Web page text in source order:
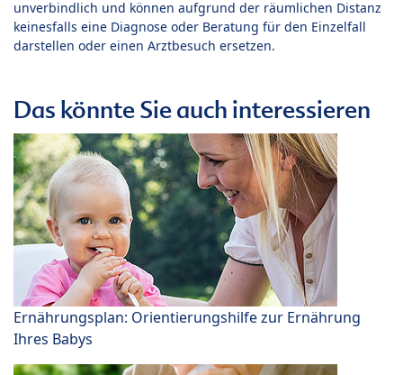
unverbindlich und können aufgrund der räumlichen Distanz
keinesfalls eine Diagnose oder Beratung für den Einzelfall
darstellen oder einen Arztbesuch ersetzen.
Das könnte Sie auch interessieren
Ernährungsplan: Orientierungshilfe zur Ernährung
Ihres Babys